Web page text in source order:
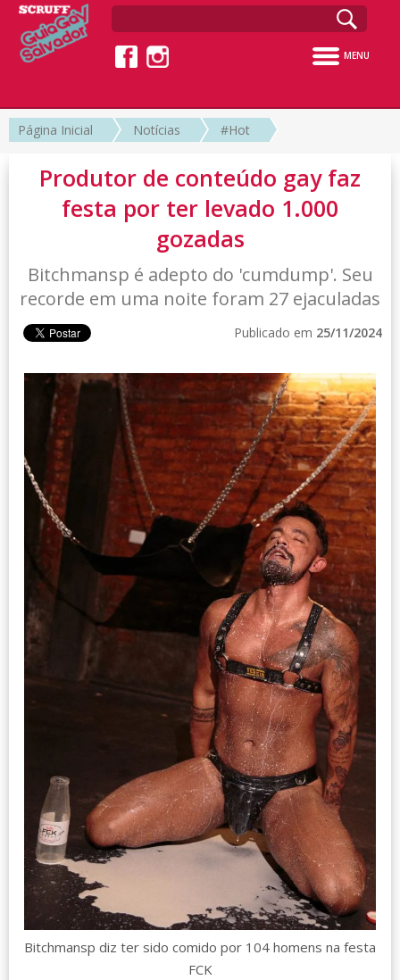
MENU
Página Inicial Notícias #Hot
Produtor de conteúdo gay faz
festa por ter levado 1.000
gozadas
Bitchmansp é adepto do 'cumdump'. Seu
recorde em uma noite foram 27 ejaculadas
Publicado em 25/11/2024
Bitchmansp diz ter sido comido por 104 homens na festa
FCK